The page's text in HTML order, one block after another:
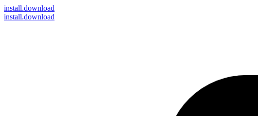
install.download
install.download